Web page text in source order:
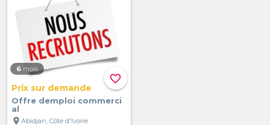
favorite_border
6 mois
Prix sur demande
Offre demploi commerci
al
location_on Abidjan, Côte d'Ivoire